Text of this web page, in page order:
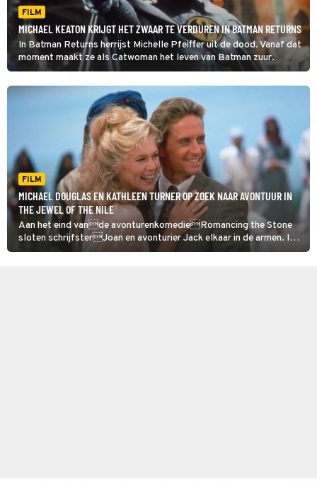
FILM
MICHAEL KEATON KRIJGT HET ZWAAR TE VERDUREN IN BATMAN RETURNS
In Batman Returns herrijst Michelle Pfeiffer uit de dood. Vanaf dat
moment maakt ze als Catwoman het leven van Batman zuur.
FILM
MICHAEL DOUGLAS EN KATHLEEN TURNER OP ZOEK NAAR AVONTUUR IN
THE JEWEL OF THE NILE
Aan het eind vande avonturenkomedieRomancing the Stone
sloten schrijfsterJoan en avonturier Jack elkaar in de armen. In
dit vervolg, The Jewel of the Nile, leiden ze samen een heerlijk